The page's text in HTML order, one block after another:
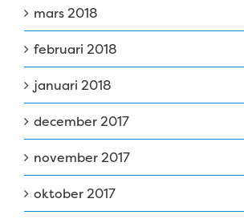
mars 2018
februari 2018
januari 2018
december 2017
november 2017
oktober 2017